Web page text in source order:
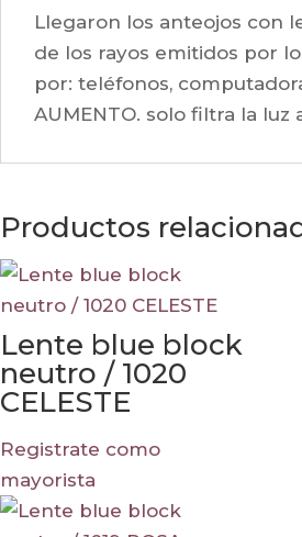
Llegaron los anteojos con
de los rayos emitidos por
por: teléfonos,
AUMENTO. solo filtra la
Productos
Lente blue block
neutro / 1020
CELESTE
Registrate como
mayorista